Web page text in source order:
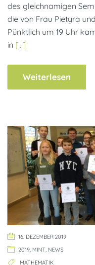
des gleichnamigen
die von Frau Pietyra
Pünktlich um 19 Uhr
in […]
Weiterlesen
16. DEZEMBER 2019
2019, MINT, NEWS
MATHEMATIK